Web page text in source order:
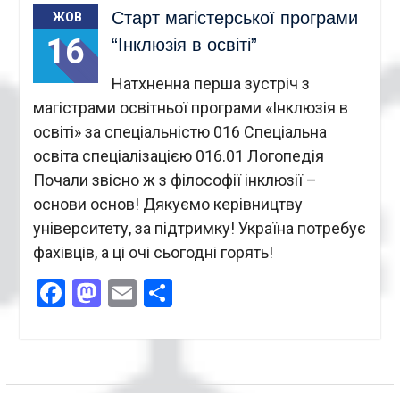
ЖОВ
16
Старт магістерської програми
“Інклюзія в освіті”
Натхненна перша зустріч з
магістрами освітньої програми «Інклюзія в
освіті» за спеціальністю 016 Спеціальна
освіта спеціалізацією 016.01 Логопедія
Почали звісно ж з філософії інклюзії –
основи основ! Дякуємо керівництву
університету, за підтримку! Україна потребує
фахівців, а ці очі сьогодні горять!
Facebook
Mastodon
EmailПоділитися